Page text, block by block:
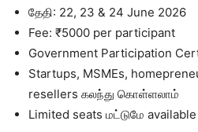
தேதி: 22, 23 & 24 June 2026
Fee: ₹5000 per participant
Government Participation
Startups, MSMEs,
resellers கலந்து கொள்ளலாம்
Limited seats மட்டுமே available